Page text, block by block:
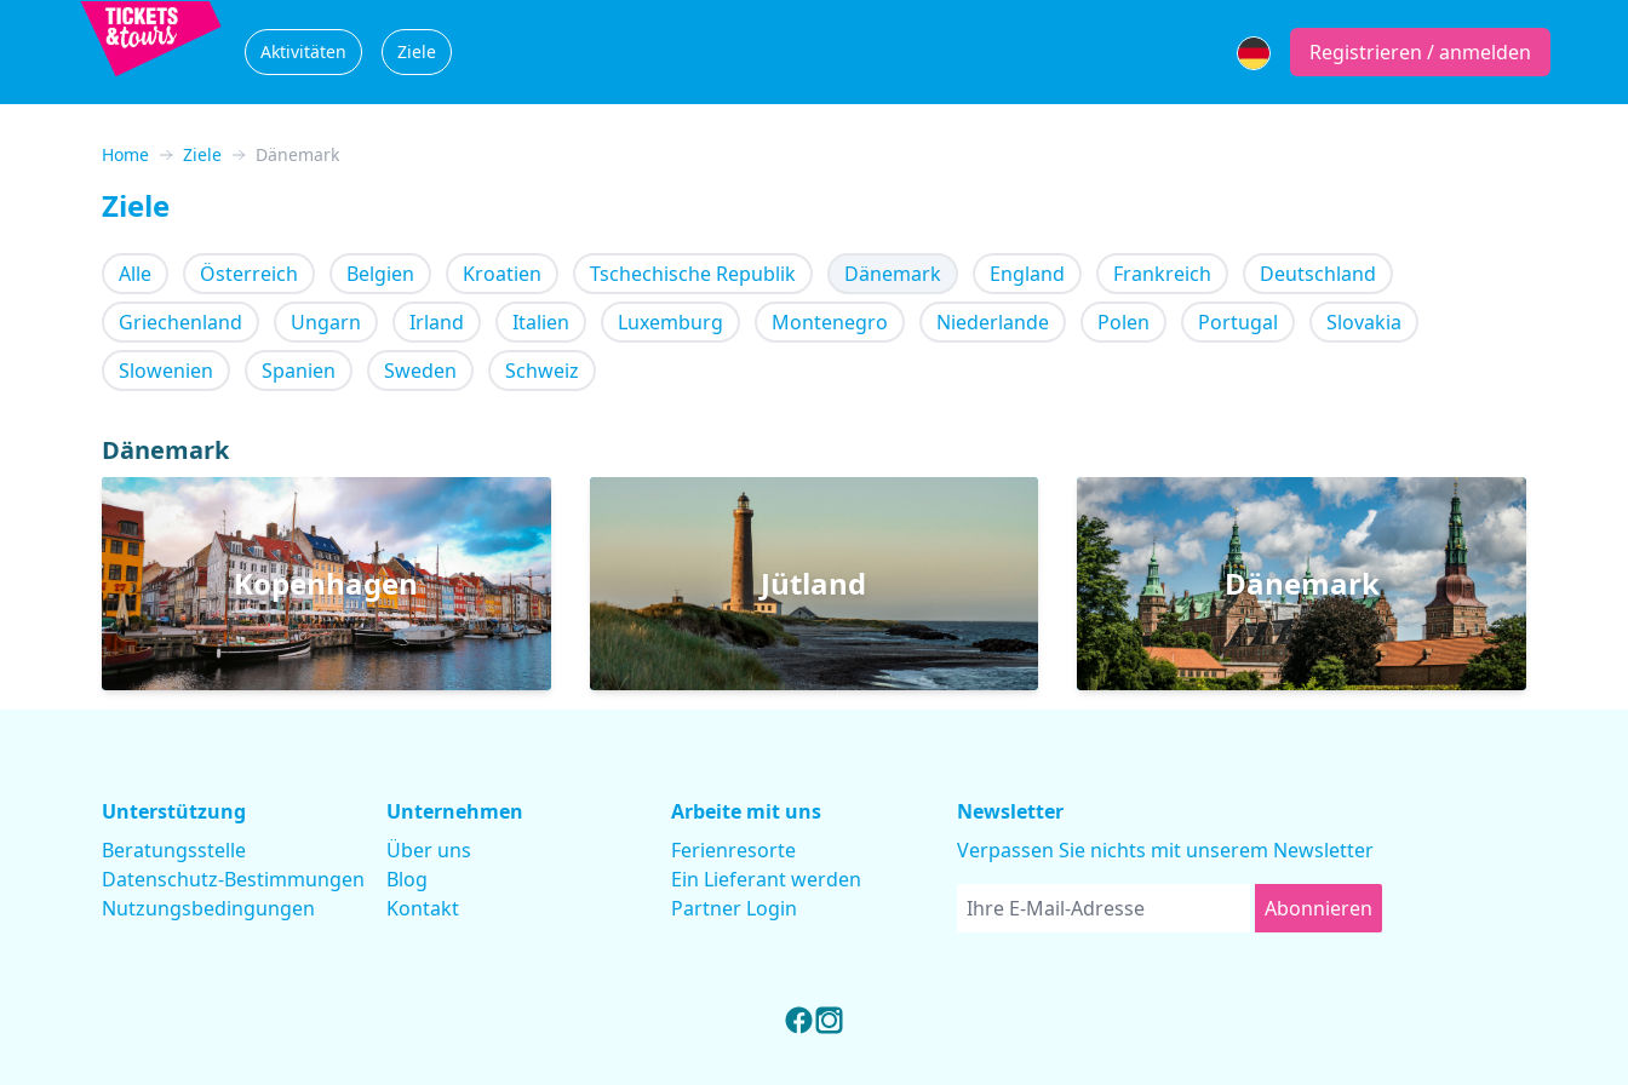
Registrieren / anmelden
Aktivitäten Ziele
Home Ziele Dänemark
Ziele
Alle Österreich Belgien Kroatien Tschechische Republik Dänemark England Frankreich
Deutschland
Griechenland
Ungarn Irland Italien Luxemburg Montenegro Niederlande Polen Portugal
Slovakia
Slowenien
Spanien Sweden Schweiz
Dänemark
Kopenhagen Jütland Dänemark
Unterstützung
Beratungsstelle
Datenschutz-Bestimmungen
Nutzungsbedingungen
Unternehmen
Über uns
Blog
Kontakt
Arbeite mit uns
Ferienresorte
Ein Lieferant werden
Partner Login
Newsletter
Verpassen Sie nichts mit unserem Newsletter
Abonnieren